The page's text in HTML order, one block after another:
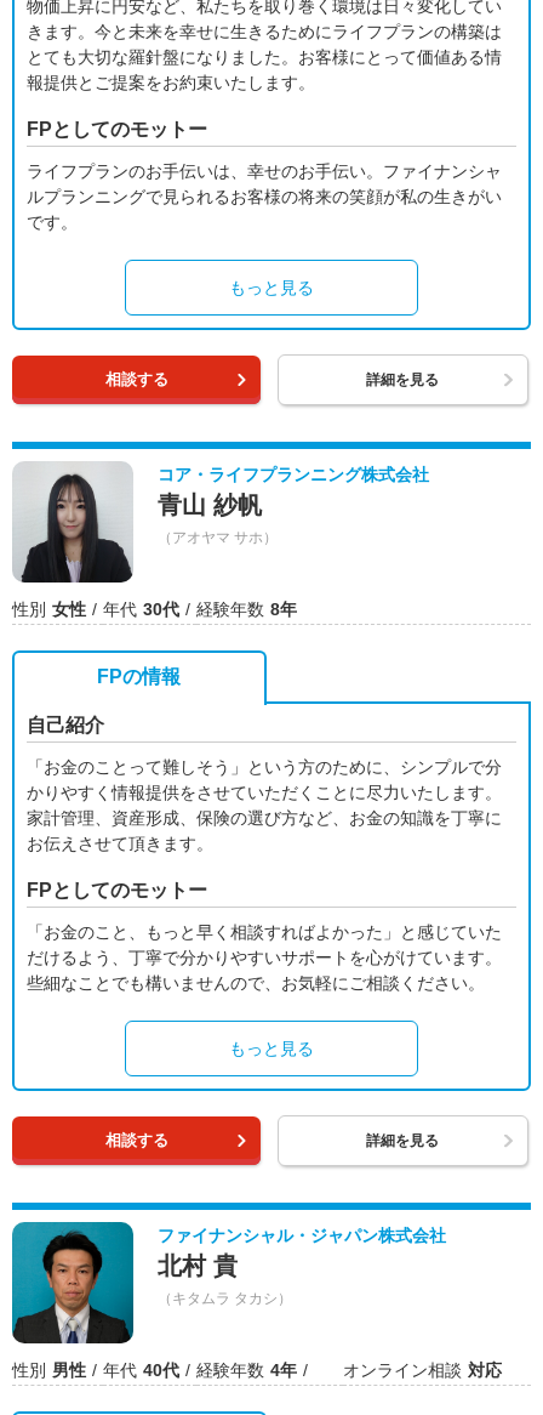
物価上昇に円安など、私たちを取り巻く環境は日々変化してい
きます。今と未来を幸せに生きるためにライフプランの構築は
とても大切な羅針盤になりました。お客様にとって価値ある情
報提供とご提案をお約束いたします。
FPとしてのモットー
ライフプランのお手伝いは、幸せのお手伝い。ファイナンシャ
ルプランニングで見られるお客様の将来の笑顔が私の生きがい
です。
もっと見る
相談する 詳細を見る
コア・ライフプランニング株式会社
青山 紗帆
（アオヤマ サホ）
性別 女性 年代 30代 経験年数 8年
FPの情報
自己紹介
「お金のことって難しそう」という方のために、シンプルで分
かりやすく情報提供をさせていただくことに尽力いたします。
家計管理、資産形成、保険の選び方など、お金の知識を丁寧に
お伝えさせて頂きます。
FPとしてのモットー
「お金のこと、もっと早く相談すればよかった」と感じていた
だけるよう、丁寧で分かりやすいサポートを心がけています。
些細なことでも構いませんので、お気軽にご相談ください。
もっと見る
相談する 詳細を見る
ファイナンシャル・ジャパン株式会社
北村 貴
（キタムラ タカシ）
性別 男性 年代 40代 経験年数 4年 オンライン相談 対応